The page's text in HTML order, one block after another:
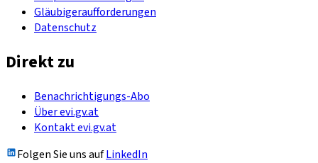
Gläubigeraufforderungen
Datenschutz
Direkt zu
Benachrichtigungs-Abo
Über evi.gv.at
Kontakt evi.gv.at
Folgen Sie uns aufLinkedIn